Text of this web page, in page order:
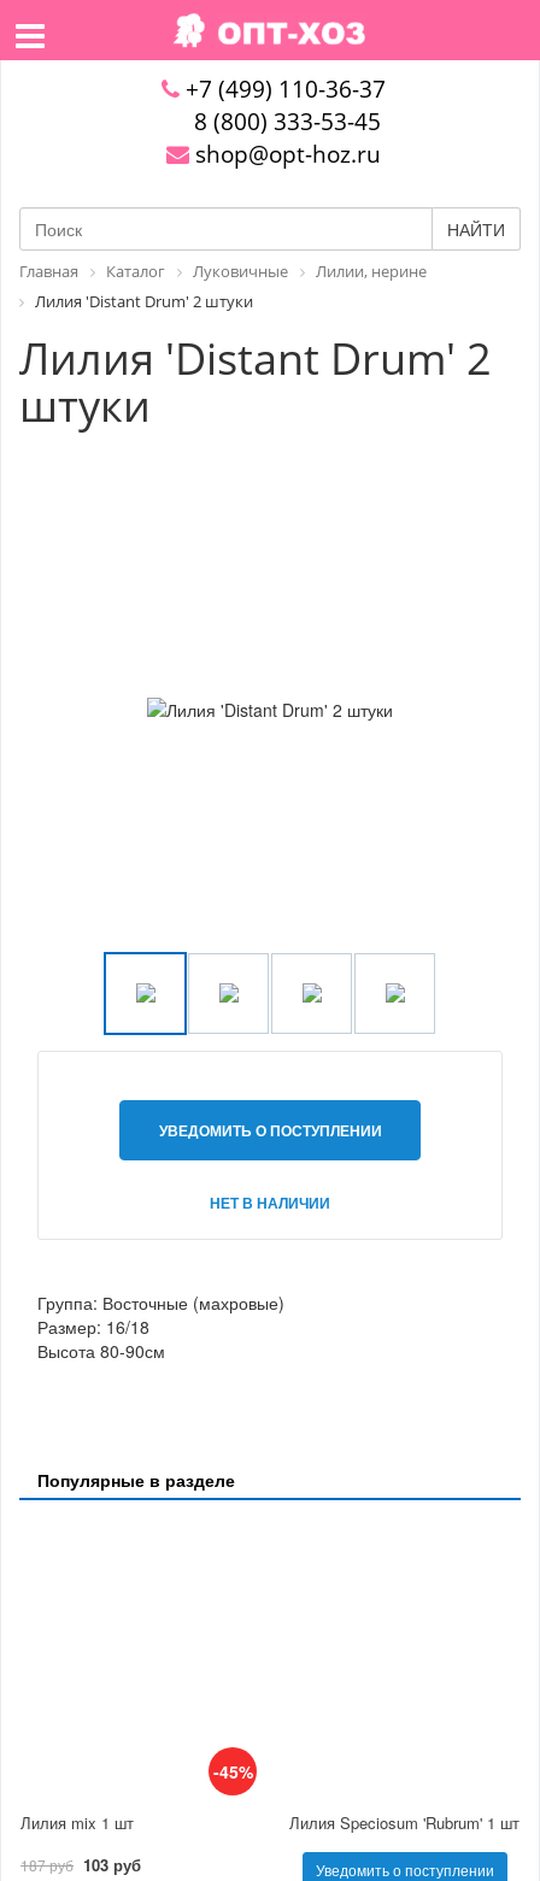
+7 (499) 110-36-37
8 (800) 333-53-45
shop@opt-hoz.ru
НАЙТИ
Главная Каталог Луковичные
Лилии, нерине
Лилия 'Distant Drum' 2 штуки
Лилия 'Distant Drum' 2
штуки
УВЕДОМИТЬ О ПОСТУПЛЕНИИ
НЕТ В НАЛИЧИИ
Группа: Восточные (махровые)
Размер: 16/18
Высота 80-90см
Популярные в разделе
-45%
Лилия mix 1 шт
187 руб 103 руб
Лилия Speciosum 'Rubrum' 1 шт
Уведомить о поступлении